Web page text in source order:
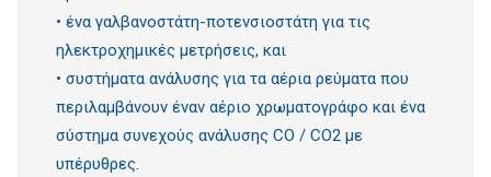
• ένα γαλβανοστάτη-ποτενσιοστάτη για τις
ηλεκτροχημικές μετρήσεις, και
• συστήματα ανάλυσης για τα αέρια ρεύματα που
περιλαμβάνουν έναν αέριο χρωματογράφο και ένα
σύστημα συνεχούς ανάλυσης CO / CO2 με
υπέρυθρες.